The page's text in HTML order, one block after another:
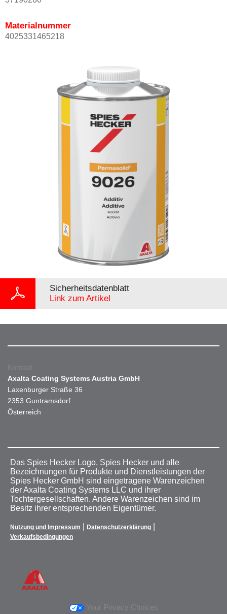
Materialnummer
4025331465218
Sicherheitsdatenblatt
Link zum Artikel
Kontakt
Axalta Coating Systems Austria GmbH
Laxenburger Straße 36
2353 Guntramsdorf
Österreich
Das Spies Hecker Logo, Spies Hecker und alle
Bezeichnungen für Produkte und Dienstleistungen der
Spies Hecker GmbH sind eingetragene Warenzeichen
der Axalta Coating Systems LLC und ihrer
Tochtergesellschaften. Andere Warenzeichen sind im
Besitz ihrer entsprechenden Eigentümer.
Nutzung und Impressum Datenschutzerklärung
Verkaufsbedingungen
Your Privacy Choices